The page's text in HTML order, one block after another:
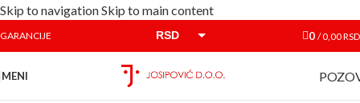
Skip to navigationSkip to main content
GARANCIJE RSD 0 /0,00RSD
MENI